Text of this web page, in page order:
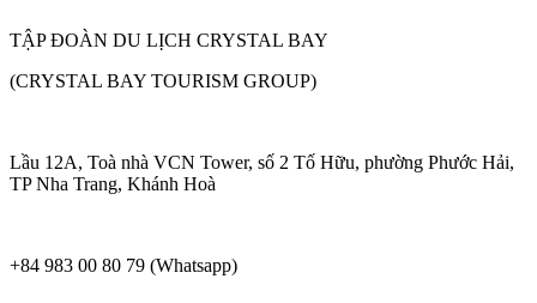
TẬP ĐOÀN DU LỊCH CRYSTAL BAY
(CRYSTAL BAY TOURISM GROUP)
Lầu 12A, Toà nhà VCN Tower, số 2 Tố Hữu, phường Phước Hải,
TP Nha Trang, Khánh Hoà
+84 983 00 80 79 (Whatsapp)